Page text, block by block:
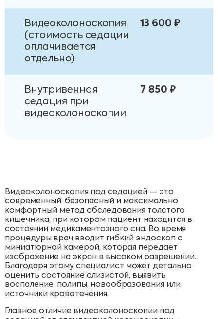
Видеоколоноскопия
(стоимость седации
оплачивается
отдельно)
13 600 ₽
Внутривенная
седация при
видеоколоноскопии
7 850 ₽
Видеоколоноскопия под седацией — это
современный, безопасный и максимально
комфортный метод обследования толстого
кишечника, при котором пациент находится в
состоянии медикаментозного сна. Во время
процедуры врач вводит гибкий эндоскоп с
миниатюрной камерой, которая передает
изображение на экран в высоком разрешении.
Благодаря этому специалист может детально
оценить состояние слизистой, выявить
воспаление, полипы, новообразования или
источники кровотечения.
Главное отличие видеоколоноскопии под